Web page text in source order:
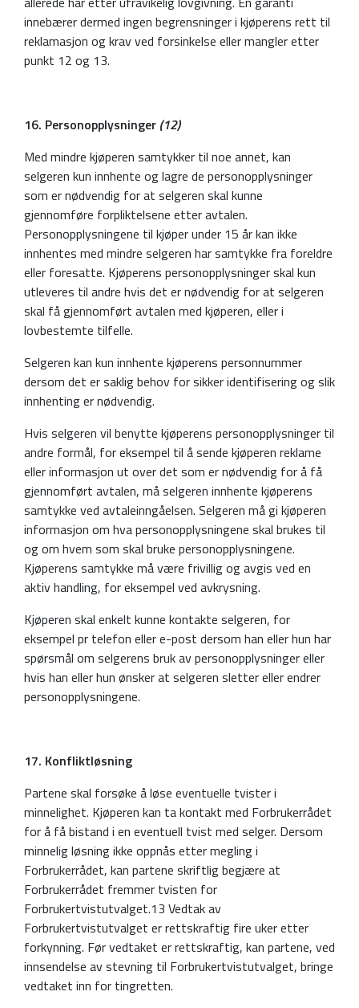
innebærer dermed ingen begrensninger i kjøperens rett til
reklamasjon og krav ved forsinkelse eller mangler etter
punkt 12 og 13.
16. Personopplysninger (12)
Med mindre kjøperen samtykker til noe annet, kan
selgeren kun innhente og lagre de personopplysninger
som er nødvendig for at selgeren skal kunne
gjennomføre forpliktelsene etter avtalen.
Personopplysningene til kjøper under 15 år kan ikke
innhentes med mindre selgeren har samtykke fra foreldre
eller foresatte. Kjøperens personopplysninger skal kun
utleveres til andre hvis det er nødvendig for at selgeren
skal få gjennomført avtalen med kjøperen, eller i
lovbestemte tilfelle.
Selgeren kan kun innhente kjøperens personnummer
dersom det er saklig behov for sikker identifisering og slik
innhenting er nødvendig.
Hvis selgeren vil benytte kjøperens personopplysninger til
andre formål, for eksempel til å sende kjøperen reklame
eller informasjon ut over det som er nødvendig for å få
gjennomført avtalen, må selgeren innhente kjøperens
samtykke ved avtaleinngåelsen. Selgeren må gi kjøperen
informasjon om hva personopplysningene skal brukes til
og om hvem som skal bruke personopplysningene.
Kjøperens samtykke må være frivillig og avgis ved en
aktiv handling, for eksempel ved avkrysning.
Kjøperen skal enkelt kunne kontakte selgeren, for
eksempel pr telefon eller e-post dersom han eller hun har
spørsmål om selgerens bruk av personopplysninger eller
hvis han eller hun ønsker at selgeren sletter eller endrer
personopplysningene.
17. Konfliktløsning
Partene skal forsøke å løse eventuelle tvister i
minnelighet. Kjøperen kan ta kontakt med Forbrukerrådet
for å få bistand i en eventuell tvist med selger. Dersom
minnelig løsning ikke oppnås etter megling i
Forbrukerrådet, kan partene skriftlig begjære at
Forbrukerrådet fremmer tvisten for
Forbrukertvistutvalget.13 Vedtak av
Forbrukertvistutvalget er rettskraftig fire uker etter
forkynning. Før vedtaket er rettskraftig, kan partene, ved
innsendelse av stevning til Forbrukertvistutvalget, bringe
vedtaket inn for tingretten.